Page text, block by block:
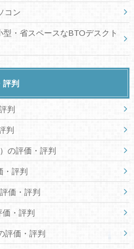
コン
・省スペースなBTOデスクト
評判
判
判
の評価・評判
・評判
価・評判
価・評判
評価・評判